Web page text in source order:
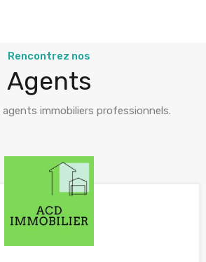
Rencontrez nos
Agents
immobiliers professionnels.